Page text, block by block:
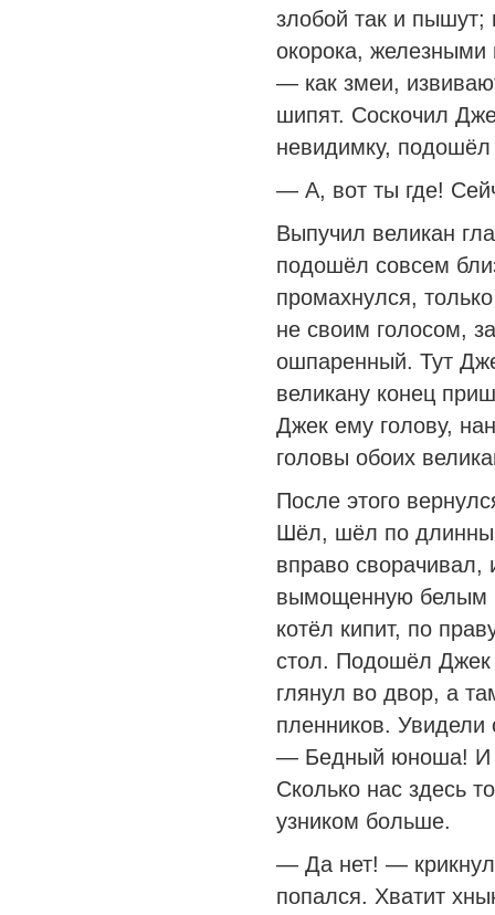
злобой так и
окорока, железными
— как змеи,
шипят. Соскочил
невидимку, подошёл
— А, вот ты где!
Выпучил великан
подошёл совсем
промахнулся,
не своим голосом,
ошпаренный. Тут
великану конец
Джек ему голову,
головы обоих
После этого
Шёл, шёл по
вправо
вымощенную белым
котёл кипит, по
стол. Подошёл Джек
глянул во двор, а
пленников. Увидели
— Бедный юноша! И
Сколько нас здесь
узником больше.
— Да нет! —
попался. Хватит